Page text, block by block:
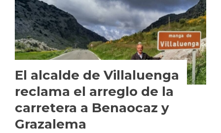
El alcalde de Villaluenga
reclama el arreglo de la
carretera a Benaocaz y
Grazalema